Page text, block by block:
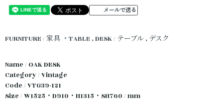
メールで送る
FURNITURE / 家具 ・TABLE , DESK / テーブル , デスク
Name / OAK DESK
Category / Vintage
Code / VTG39-121
Size / W1525・D910・H1315・SH760 / mm